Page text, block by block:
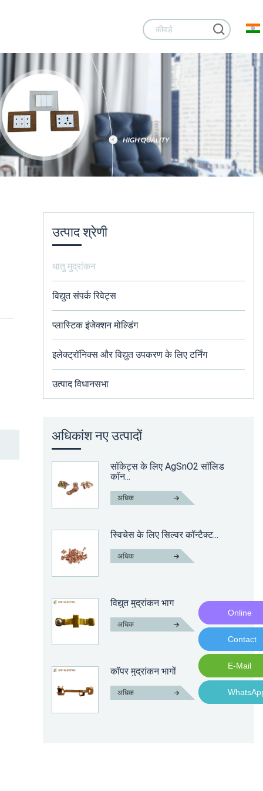
उत्पाद श्रेणी
धातु मुद्रांकन
विद्युत संपर्क रिवेट्स
प्लास्टिक इंजेक्शन मोल्डिंग
इलेक्ट्रॉनिक्स और विद्युत उपकरण के लिए टर्निंग
उत्पाद विधानसभा
अधिकांश नए उत्पादों
सॉकेट्स के लिए AgSnO2 सॉलिड
कॉन...
अधिक
स्विचेस के लिए सिल्वर कॉन्टैक्ट...
अधिक
विद्युत मुद्रांकन भाग
अधिक
कॉपर मुद्रांकन भागों
अधिक
Online
Online
Contact
Contact
E-Mail
E-